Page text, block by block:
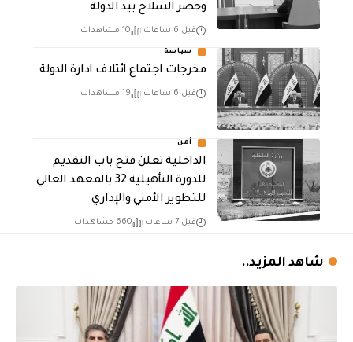
وحصر السلاح بيد الدولة
قبل 6 ساعات 10 مشاهدات
سياسة
مخرجات اجتماع ائتلاف ادارة الدولة
قبل 6 ساعات 19 مشاهدات
أمن
الداخلية تعلن فتح باب التقديم
للدورة التأهيلية 32 بالمعهد العالي
للتطوير الأمني والإداري
قبل 7 ساعات 660 مشاهدات
شاهد المزيد..